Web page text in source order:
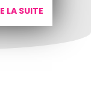
LA SUITE